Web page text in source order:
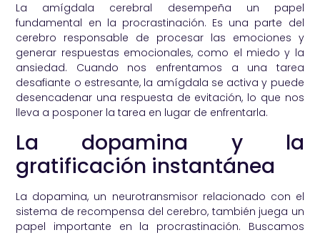
La amígdala cerebral desempeña un papel
fundamental en la procrastinación. Es una parte del
cerebro responsable de procesar las emociones y
generar respuestas emocionales, como el miedo y la
ansiedad. Cuando nos enfrentamos a una tarea
desafiante o estresante, la amígdala se activa y puede
desencadenar una respuesta de evitación, lo que nos
lleva a posponer la tarea en lugar de enfrentarla.
La dopamina y la
gratificación instantánea
La dopamina, un neurotransmisor relacionado con el
sistema de recompensa del cerebro, también juega un
papel importante en la procrastinación. Buscamos